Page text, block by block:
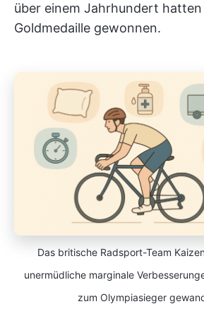
über einem Jahrhundert hatten
Goldmedaille gewonnen.
Das britische Radsport-Team
unermüdliche marginale
zum Olympiasieger